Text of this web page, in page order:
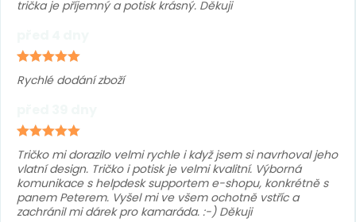
trička je příjemný a potisk krásný. Děkuji
Rychlé dodání zboží
Tričko mi dorazilo velmi rychle i když jsem si navrhoval jeho
vlatní design. Tričko i potisk je velmi kvalitní. Výborná
komunikace s helpdesk supportem e-shopu, konkrétně s
panem Peterem. Vyšel mi ve všem ochotně vstříc a
zachránil mi dárek pro kamaráda. :-) Děkuji